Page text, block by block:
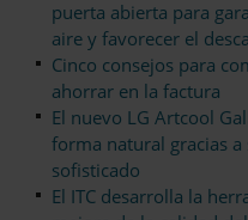
puerta abierta para
aire y favorecer el
Cinco consejos para
ahorrar en la factura
El nuevo LG Artcool
forma natural gracias
sofisticado
El ITC desarrolla la